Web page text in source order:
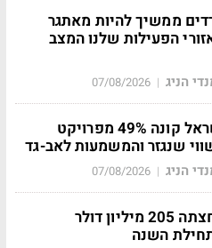
ממשיך להיות מאתגר
הפעילות שלנו המצב
הניג |
07/08/2026
אמריקה ישראל קונה 49% מפרויקט
שנגזר והמשמעות לאב-גד
הניג |
07/08/2026
נקסט ויז'ן חצתה 205 מיליון דולר
השנה